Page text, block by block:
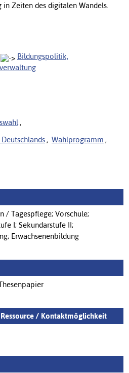
in Zeiten des digitalen Wandels.
Bildungspolitik,
,
, Wahlprogramm ,
/ Tagespflege; Vorschule;
I; Sekundarstufe II;
Erwachsenenbildung
/ Kontaktmöglichkeit